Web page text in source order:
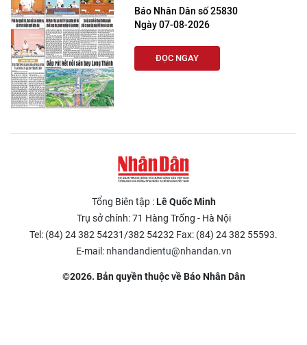
Báo Nhân Dân số 25830
Ngày 07-08-2026
ĐỌC NGAY
Tổng Biên tập :Lê Quốc Minh
Trụ sở chính: 71 Hàng Trống - Hà Nội
Tel: (84) 24 382 54231/382 54232 Fax: (84) 24 382 55593.
E-mail: nhandandientu@nhandan.vn
©2026. Bản quyền thuộc về Báo Nhân Dân